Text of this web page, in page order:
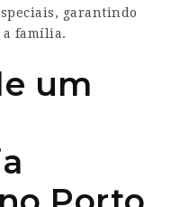
garantindo
a família.
um